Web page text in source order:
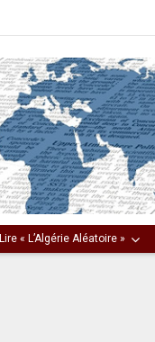
Lire « L’Algérie Aléatoire »